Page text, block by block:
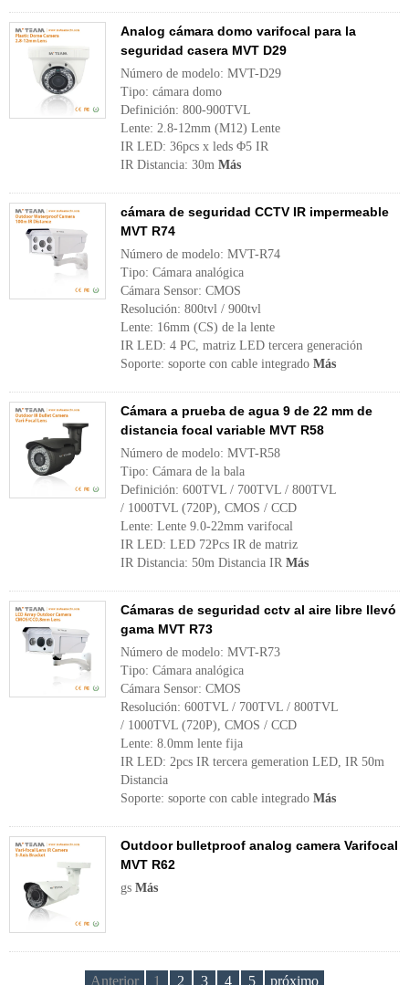
Analog cámara domo varifocal para la
seguridad casera MVT D29
Número de modelo: MVT-D29
Tipo: cámara domo
Definición: 800-900TVL
Lente: 2.8-12mm (M12) Lente
IR LED: 36pcs x leds Φ5 IR
IR Distancia: 30m Más
cámara de seguridad CCTV IR impermeable
MVT R74
Número de modelo: MVT-R74
Tipo: Cámara analógica
Cámara Sensor: CMOS
Resolución: 800tvl / 900tvl
Lente: 16mm (CS) de la lente
IR LED: 4 PC, matriz LED tercera generación
Soporte: soporte con cable integrado Más
Cámara a prueba de agua 9 de 22 mm de
distancia focal variable MVT R58
Número de modelo: MVT-R58
Tipo: Cámara de la bala
Definición: 600TVL / 700TVL / 800TVL
/ 1000TVL (720P), CMOS / CCD
Lente: Lente 9.0-22mm varifocal
IR LED: LED 72Pcs IR de matriz
IR Distancia: 50m Distancia IR Más
Cámaras de seguridad cctv al aire libre llevó
gama MVT R73
Número de modelo: MVT-R73
Tipo: Cámara analógica
Cámara Sensor: CMOS
Resolución: 600TVL / 700TVL / 800TVL
/ 1000TVL (720P), CMOS / CCD
Lente: 8.0mm lente fija
IR LED: 2pcs IR tercera gemeration LED, IR 50m
Distancia
Soporte: soporte con cable integrado Más
Outdoor bulletproof analog camera Varifocal
MVT R62
gs Más
Anterior 1 2 3 4 5 próximo